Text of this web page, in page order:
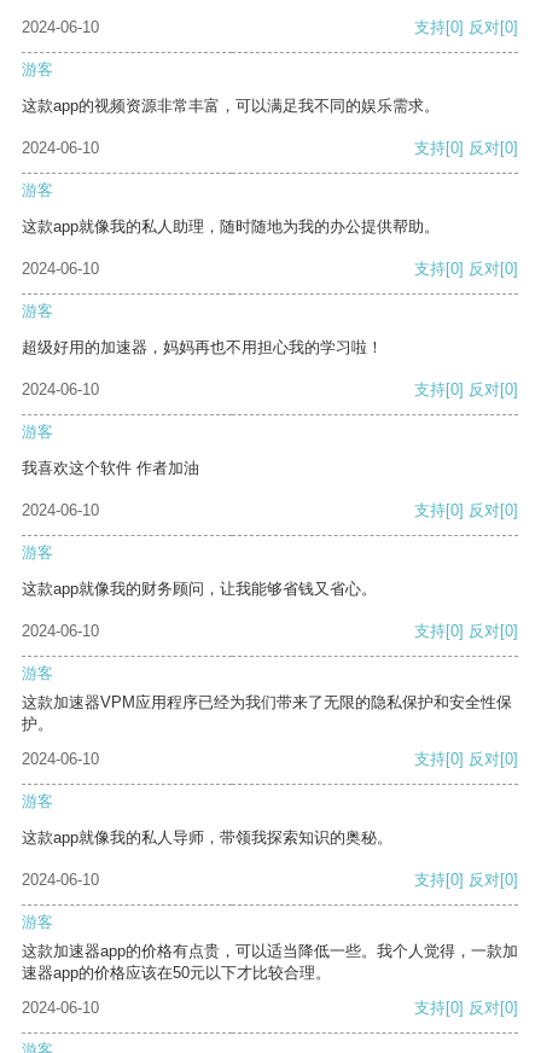
2024-06-10 支持[0] 反对[0]
游客
这款app的视频资源非常丰富，可以满足我不同的娱乐需求。
2024-06-10 支持[0] 反对[0]
游客
这款app就像我的私人助理，随时随地为我的办公提供帮助。
2024-06-10 支持[0] 反对[0]
游客
超级好用的加速器，妈妈再也不用担心我的学习啦！
2024-06-10 支持[0] 反对[0]
游客
我喜欢这个软件 作者加油
2024-06-10 支持[0] 反对[0]
游客
这款app就像我的财务顾问，让我能够省钱又省心。
2024-06-10 支持[0] 反对[0]
游客
这款加速器VPM应用程序已经为我们带来了无限的隐私保护和安全性保
护。
2024-06-10
支持[0] 反对[0]
游客
这款app就像我的私人导师，带领我探索知识的奥秘。
2024-06-10 支持[0] 反对[0]
游客
这款加速器app的价格有点贵，可以适当降低一些。我个人觉得，一款加
速器app的价格应该在50元以下才比较合理。
2024-06-10
支持[0] 反对[0]